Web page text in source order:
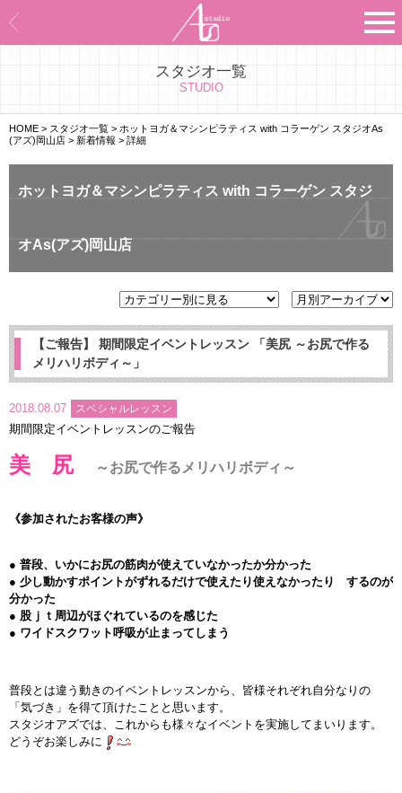
スタジオ一覧
STUDIO
HOME > スタジオ一覧 > ホットヨガ＆マシンピラティス with コラーゲン スタジオAs
(アズ)岡山店 > 新着情報 > 詳細
ホットヨガ＆マシンピラティス with コラーゲン スタジ
オAs(アズ)岡山店
【ご報告】 期間限定イベントレッスン 「美尻 ～お尻で作る
メリハリボディ～」
2018.08.07 スペシャルレッスン
期間限定イベントレッスンのご報告
美 尻 ～お尻で作るメリハリボディ～
《参加されたお客様の声》
● 普段、いかにお尻の筋肉が使えていなかったか分かった
● 少し動かすポイントがずれるだけで使えたり使えなかったり するのが
分かった
● 股ｊｔ周辺がほぐれているのを感じた
● ワイドスクワット呼吸が止まってしまう
普段とは違う動きのイベントレッスンから、皆様それぞれ自分なりの
「気づき」を得て頂けたことと思います。
スタジオアズでは、これからも様々なイベントを実施してまいります。
どうぞお楽しみに
Asのコンセプト
Asのナビゲーションシステム
施設紹介
よくあるご質問
エビデンス
お客様の声
会社案内
セミナー開催
ご入会のご予約
お問い合わせ
採用情報